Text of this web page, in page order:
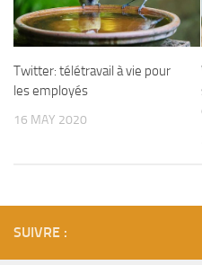
Twitter: télétravail à vie pour
les employés
16 MAY 2020
SUIVRE :